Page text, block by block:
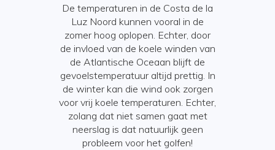
De temperaturen in de Costa de la
Luz Noord kunnen vooral in de
zomer hoog oplopen. Echter, door
de invloed van de koele winden van
de Atlantische Oceaan blijft de
gevoelstemperatuur altijd prettig. In
de winter kan die wind ook zorgen
voor vrij koele temperaturen. Echter,
zolang dat niet samen gaat met
neerslag is dat natuurlijk geen
probleem voor het golfen!